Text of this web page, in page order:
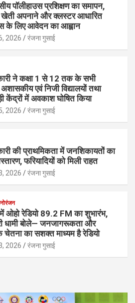
पॉलीहाउस प्रशिक्षण का समापन,
खेती अपनाने और क्लस्टर आधारित
के लिए आवेदन का आह्वान
2026 रंजना गुसाई
ने कक्षा 1 से 12 तक के सभी
एवं निजी विद्यालयों तथा
केंद्रों में अवकाश घोषित किया
2026 रंजना गुसाई
की प्राथमिकता में जनशिकायतों का
फरियादियों को मिली राहत
2026 रंजना गुसाई
ओहो रेडियो 89.2 FM का शुभारंभ,
धामी बोले— जनजागरूकता और
चेतना का सशक्त माध्यम है रेडियो
2026 रंजना गुसाई